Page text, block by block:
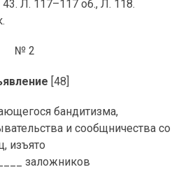
Л. 117–117 об., Л. 118.
№ 2
[48]
бандитизма,
и сообщничества со
изъято
заложников